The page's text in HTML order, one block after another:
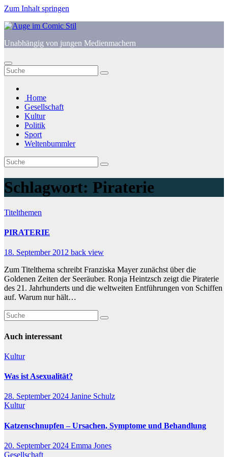
Zum Inhalt springen
Unabhängig von jungen Medienmachern
Home
Gesellschaft
Kultur
Politik
Sport
Weltenbummler
Schlagwort: Piraterie
Titelthemen
PIRATERIE
18. September 2012 back view
Zum Titelthema schreibt Franziska Mayer zunächst über die
Goldenen Zeiten der Seeräuber. Ronja Heintzsch zeigt die Piraterie
des 21. Jahrhunderts und die weltweiten Entführungen von Schiffen
auf. Warum nur hält…
Auch interessant
Kultur
Was ist Asexualität?
28. September 2024 Janine Schulz
Kultur
Katzenschnupfen – Ursachen, Symptome und Behandlung
20. September 2024 Emma Jones
Gesellschaft